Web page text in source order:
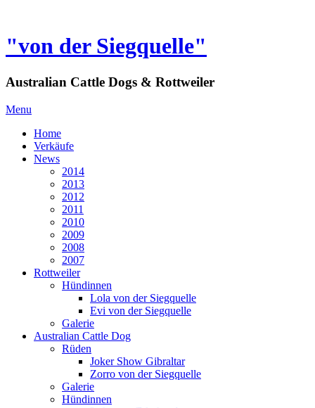
"von der Siegquelle"
Australian Cattle Dogs & Rottweiler
Menu
Home
Verkäufe
News
2014
2013
2012
2011
2010
2009
2008
2007
Rottweiler
Hündinnen
Lola von der Siegquelle
Evi von der Siegquelle
Galerie
Australian Cattle Dog
Rüden
Joker Show Gibraltar
Zorro von der Siegquelle
Galerie
Hündinnen